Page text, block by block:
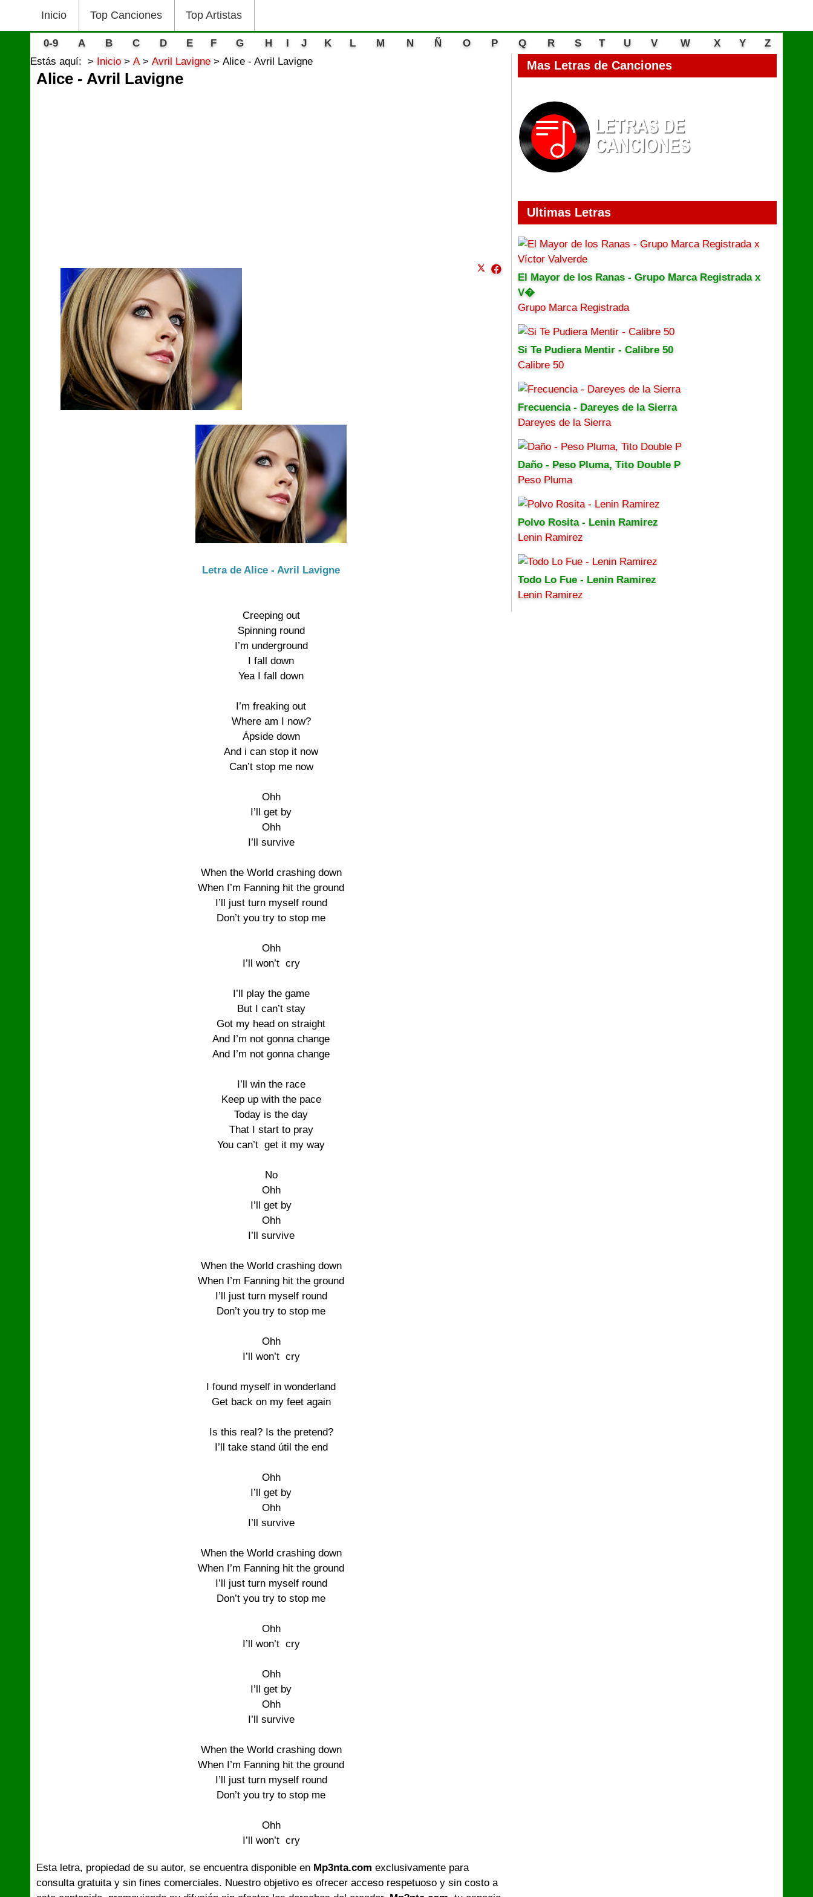
Inicio Top Canciones Top Artistas
0-9 A B C D E F G H I J K L M N Ñ O P Q R S T U V W X Y
Z
Estás aquí:
Inicio A Avril Lavigne Alice - Avril Lavigne
Alice - Avril Lavigne
Letra de Alice - Avril Lavigne
Creeping out
Spinning round
I’m underground
I fall down
Yea I fall down
I’m freaking out
Where am I now?
Ápside down
And i can stop it now
Can’t stop me now
Ohh
I’ll get by
Ohh
I’ll survive
When the World crashing down
When I’m Fanning hit the ground
I’ll just turn myself round
Don’t you try to stop me
Ohh
I’ll won’t  cry
I’ll play the game
But I can’t stay
Got my head on straight
And I’m not gonna change
And I’m not gonna change
I’ll win the race
Keep up with the pace
Today is the day
That I start to pray
You can’t  get it my way
No
Ohh
I’ll get by
Ohh
I’ll survive
When the World crashing down
When I’m Fanning hit the ground
I’ll just turn myself round
Don’t you try to stop me
Ohh
I’ll won’t  cry
I found myself in wonderland
Get back on my feet again
Is this real? Is the pretend?
I’ll take stand útil the end
Ohh
I’ll get by
Ohh
I’ll survive
When the World crashing down
When I’m Fanning hit the ground
I’ll just turn myself round
Don’t you try to stop me
Ohh
I’ll won’t  cry
Ohh
I’ll get by
Ohh
I’ll survive
When the World crashing down
When I’m Fanning hit the ground
I’ll just turn myself round
Don’t you try to stop me
Ohh
I’ll won’t  cry
Esta letra, propiedad de su autor, se encuentra disponible en Mp3nta.com exclusivamente para
consulta gratuita y sin fines comerciales. Nuestro objetivo es ofrecer acceso respetuoso y sin costo a
Mas Letras de Canciones
Ultimas Letras
El Mayor de los Ranas - Grupo Marca Registrada x
V�
Grupo Marca Registrada
Si Te Pudiera Mentir - Calibre 50
Calibre 50
Frecuencia - Dareyes de la Sierra
Dareyes de la Sierra
Daño - Peso Pluma, Tito Double P
Peso Pluma
Polvo Rosita - Lenin Ramirez
Lenin Ramirez
Todo Lo Fue - Lenin Ramirez
Lenin Ramirez